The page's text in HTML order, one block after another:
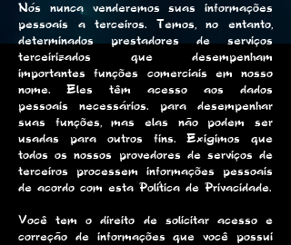
Nós nunca venderemos suas informações
pessoais a terceiros. Temos, no entanto,
determinados prestadores de serviços
terceirizados que desempenham
importantes funções comerciais em nosso
nome. Eles têm acesso aos dados
pessoais necessários. para desempenhar
suas funções, mas elas não podem ser
usadas para outros fins. Exigimos que
todos os nossos provedores de serviços de
terceiros processem informações pessoais
de acordo com esta Política de Privacidade.
Você tem o direito de solicitar acesso e
correção de informações que você possui